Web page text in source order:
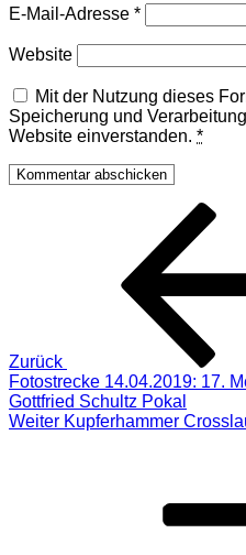
E-Mail-Adresse *
Website
Mit der Nutzung dieses
Speicherung und
Website einverstanden. *
Beitragsnavigation
Zurück
Fotostrecke 14.04.2019: 17.
Gottfried Schultz Pokal
Nächster
Weiter Kupferhammer